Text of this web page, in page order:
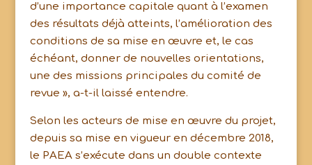
d’une importance capitale quant à l’examen
des résultats déjà atteints, l’amélioration des
conditions de sa mise en œuvre et, le cas
échéant, donner de nouvelles orientations,
une des missions principales du comité de
revue », a-t-il laissé entendre.
Selon les acteurs de mise en œuvre du projet,
depuis sa mise en vigueur en décembre 2018,
le PAEA s’exécute dans un double contexte